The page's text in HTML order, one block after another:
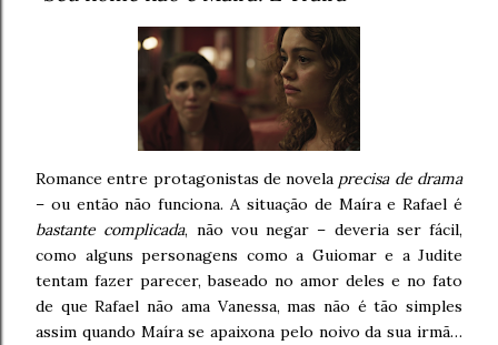
Romance entre protagonistas de novela precisa de drama
– ou então não funciona. A situação de Maíra e Rafael é
bastante complicada, não vou negar – deveria ser fácil,
como alguns personagens como a Guiomar e a Judite
tentam fazer parecer, baseado no amor deles e no fato
de que Rafael não ama Vanessa, mas não é tão simples
assim quando Maíra se apaixona pelo noivo da sua irmã…